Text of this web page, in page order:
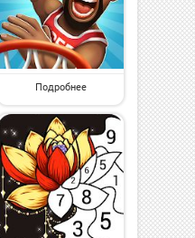
Подробнее